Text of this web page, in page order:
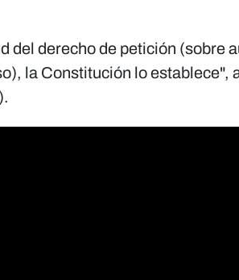
del derecho de petición (sobre
la Constitución lo establece",